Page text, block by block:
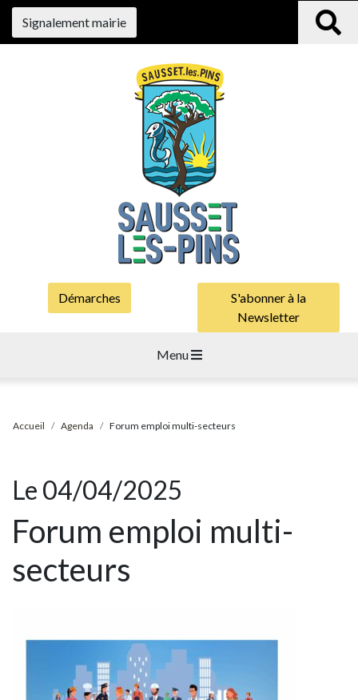
Signalement mairie
Démarches
S'abonner à la
Newsletter
Menu
Accueil Agenda Forum emploi multi-secteurs
Le 04/04/2025
Forum emploi multi-
secteurs